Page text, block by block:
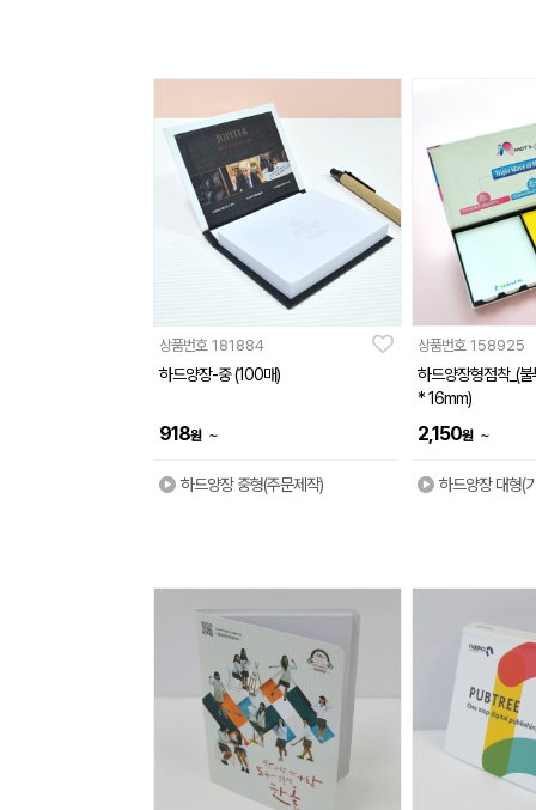
상품번호 181884
하드양장-중 (100매)
918원 ~
하드양장 중형(주문제작)
상품번호 158925
하드양장형점착_(
* 16mm)
2,150원 ~
하드양장 대형(